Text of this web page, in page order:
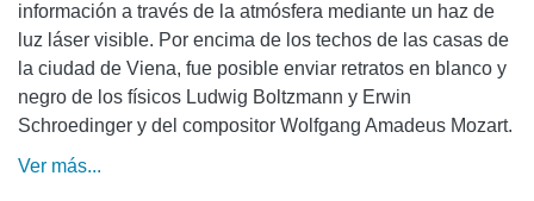
información a través de la atmósfera mediante un haz de
luz láser visible. Por encima de los techos de las casas de
la ciudad de Viena, fue posible enviar retratos en blanco y
negro de los físicos Ludwig Boltzmann y Erwin
Schroedinger y del compositor Wolfgang Amadeus Mozart.
Ver más...